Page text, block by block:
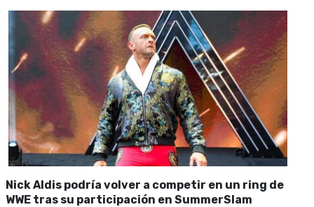
Nick Aldis podría volver a competir en un ring de
WWE tras su participación en SummerSlam